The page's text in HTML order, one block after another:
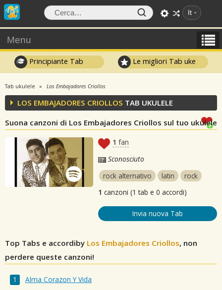
It
Menu
Principiante Tab Le migliori Tab uke
Tab ukulele Los Embajadores Criollos
LOS EMBAJADORES CRIOLLOS TAB UKULELE
Suona canzoni di Los Embajadores Criollos sul tuo ukulele
1 fan
Sconosciuto
rock alternativo
latin
rock
1 canzoni (1 tab e 0 accordi)
Invia nuova Tab
Top Tabs e accordiby Los Embajadores Criollos, non
perdere queste canzoni!
Alma Corazon Y Vida